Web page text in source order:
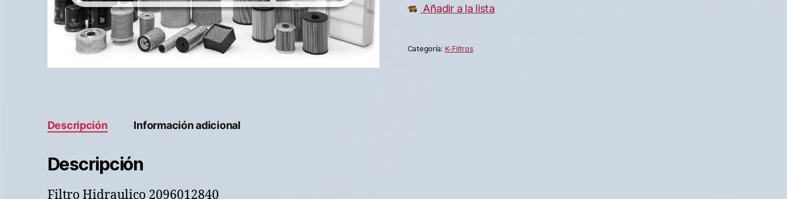
Añadir a la lista
Categoría: K-Filtros
Descripción Información adicional
Descripción
Filtro Hidraulico 2096012840